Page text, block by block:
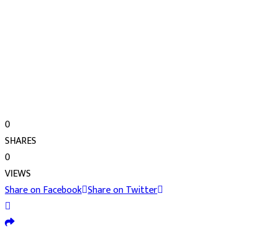
0
SHARES
0
VIEWS
Share on Facebook Share on Twitter